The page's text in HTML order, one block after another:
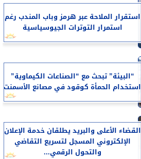
استقرار الملاحة عبر هرمز وباب المندب رغم
استمرار التوترات الجيوسياسية
“البيئة” تبحث مع “الصناعات الكيماوية”
استخدام الحمأة كوقود في مصانع الأسمنت
القضاء الأعلى والبريد يطلقان خدمة الإعلان
الإلكتروني المسجل لتسريع التقاضي
والتحول الرقمي...